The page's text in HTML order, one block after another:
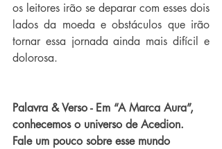
os leitores irão se deparar com esses dois
lados da moeda e obstáculos que irão
tornar essa jornada ainda mais difícil e
dolorosa.
Palavra & Verso - Em “A Marca Aura”,
conhecemos o universo de Acedion.
Fale um pouco sobre esse mundo